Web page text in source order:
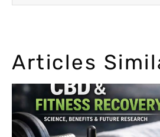
Articles